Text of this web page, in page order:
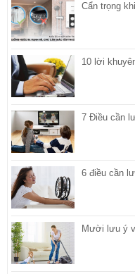
Cẩn trọng
10 lời
7 Điều cần
6 điều cần
Mười lưu ý